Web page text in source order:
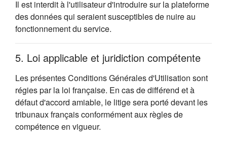
Il est interdit à l'utilisateur d'introduire sur la plateforme
des données qui seraient susceptibles de nuire au
fonctionnement du service.
5. Loi applicable et juridiction compétente
Les présentes Conditions Générales d'Utilisation sont
régies par la loi française. En cas de différend et à
défaut d'accord amiable, le litige sera porté devant les
tribunaux français conformément aux règles de
compétence en vigueur.